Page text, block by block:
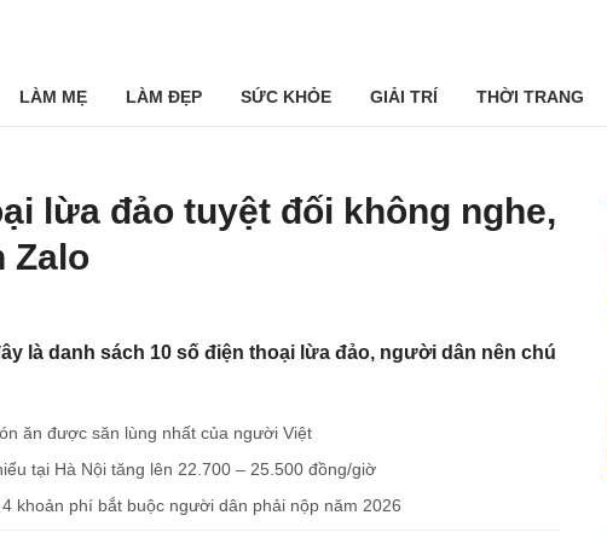
LÀM MẸ LÀM ĐẸP SỨC KHỎE GIẢI TRÍ THỜI TRANG
lừa đảo tuyệt đối không nghe,
Zalo
là danh sách 10 số điện thoại lừa đảo, người dân nên chú
ăn được săn lùng nhất của người Việt
tại Hà Nội tăng lên 22.700 – 25.500 đồng/giờ
khoản phí bắt buộc người dân phải nộp năm 2026